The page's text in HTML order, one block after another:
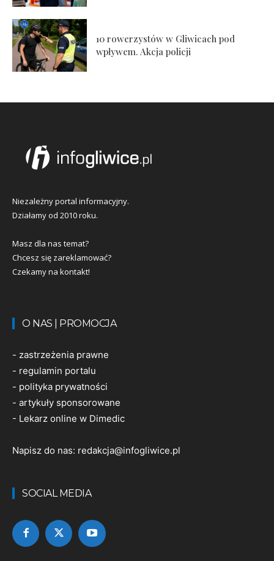
10 rowerzystów w Gliwicach pod
wpływem. Akcja policji
Niezależny portal informacyjny.
Działamy od 2010 roku.
Masz dla nas temat?
Chcesz się zareklamować?
Czekamy na kontakt!
O NAS | PROMOCJA
- zastrzeżenia prawne
- regulamin portalu
- polityka prywatności
- artykuły sponsorowane
- Lekarz online w Dimedic
Napisz do nas: redakcja@infogliwice.pl
SOCIAL MEDIA